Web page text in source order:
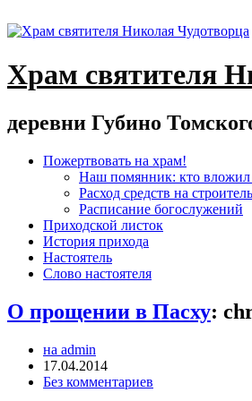
Храм святителя
деревни Губино
Пожертвовать на храм!
Наш помянник: кто вложил
Расход средств на
Расписание богослужений
Приходской листок
История прихода
Настоятель
Слово настоятеля
О прощении в Пасху:
на admin
17.04.2014
Без комментариев